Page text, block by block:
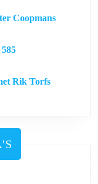
Coopmans
Rik Torfs